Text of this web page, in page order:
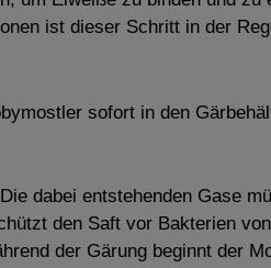
ist dieser Schritt in der
sofort in den
dabei entstehenden Gase
den Saft vor Bakterien
der Gärung beginnt der